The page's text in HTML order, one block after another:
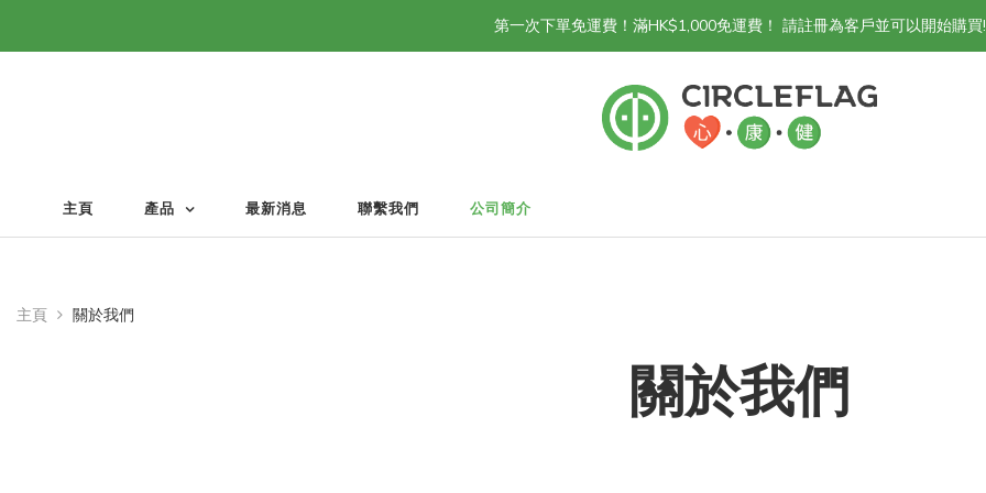
第一次下單免運費！滿HK$1,000免運費！ 請註冊為客戶並可以開始購買!
主頁 產品 最新消息 聯繫我們 公司簡介
主頁 關於我們
關於我們